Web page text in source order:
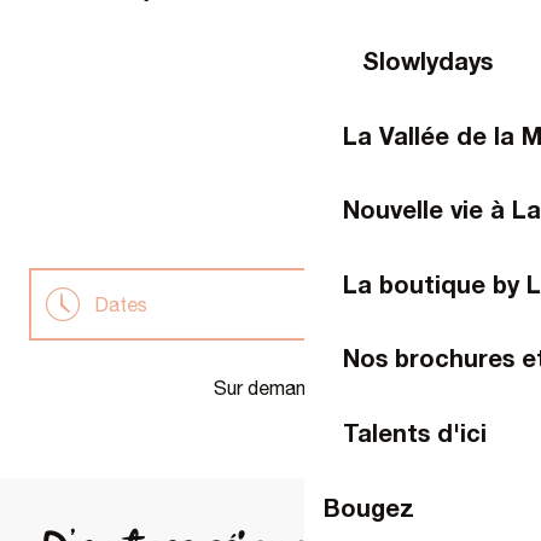
Slowlydays
La Vallée de la
Nouvelle vie à
La boutique by
Nos brochures
Talents d'ici
Bougez
Dates
Sur demande